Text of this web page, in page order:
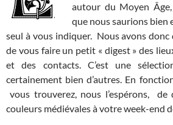
autour du Moyen
que nous saurions bien
seul à vous indiquer. Nous avons donc
de vous faire un petit « digest » des
et des contacts. C’est une
certainement bien d’autres. En
vous trouverez, nous l’espérons,
couleurs médiévales à votre week-end